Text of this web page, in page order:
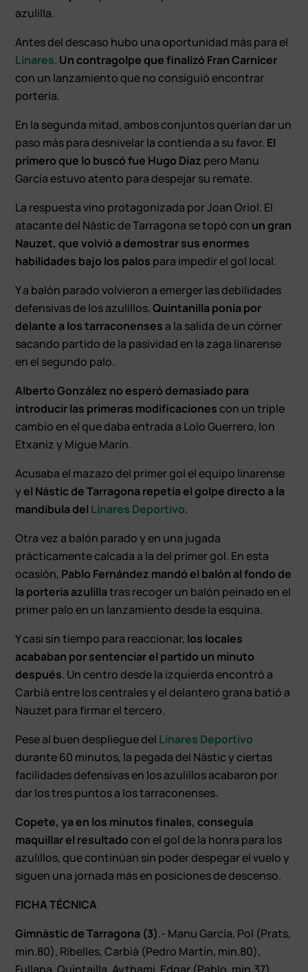
azulilla.
Antes del descaso hubo una oportunidad más para el
Linares. Un contragolpe que finalizó Fran Carnicer
con un lanzamiento que no consiguió encontrar
portería.
En la segunda mitad, ambos conjuntos querían dar un
paso más para desnivelar la contienda a su favor. El
primero que lo buscó fue Hugo Díaz pero Manu
García estuvo atento para despejar su remate.
La respuesta vino protagonizada por Joan Oriol. El
atacante del Nàstic de Tarragona se topó con un gran
Nauzet, que volvió a demostrar sus enormes
habilidades bajo los palos para impedir el gol local.
Y a balón parado volvieron a emerger las debilidades
defensivas de los azulillos.Quintanilla ponía por
delante a los tarraconenses a la salida de un córner
sacando partido de la pasividad en la zaga linarense
en el segundo palo.
Alberto González no esperó demasiado para
introducir las primeras modificacionescon un triple
cambio en el que daba entrada a Lolo Guerrero, Ion
Etxaniz y Migue Marín.
Acusaba el mazazo del primer gol el equipo linarense
yel Nástic de Tarragona repetía el golpe directo a la
mandíbula del Linares Deportivo.
Otra vez a balón parado y en una jugada
prácticamente calcada a la del primer gol. En esta
ocasión, Pablo Fernández mandó el balón al fondo de
la portería azulillatras recoger un balón peinado en el
primer palo en un lanzamiento desde la esquina.
Y casi sin tiempo para reaccionar, los locales
acababan por sentenciar el partido un minuto
después. Un centro desde la izquierda encontró a
Carbià entre los centrales y el delantero grana batió a
Nauzet para firmar el tercero.
Pese al buen despliegue del Linares Deportivo
durante 60 minutos, la pegada del Nàstic y ciertas
facilidades defensivas en los azulillos acabaron por
dar los tres puntos a los tarraconenses.
Copete, ya en los minutos finales, conseguía
maquillar el resultadocon el gol de la honra para los
azulillos, que continúan sin poder despegar el vuelo y
siguen una jornada más en posiciones de descenso.
FICHA TÉCNICA
Gimnàstic de Tarragona (3).- Manu García, Pol (Prats,
min.80), Ribelles, Carbià (Pedro Martín, min.80),